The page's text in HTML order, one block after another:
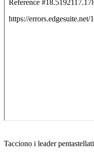
Tacciono i leader pentastellati